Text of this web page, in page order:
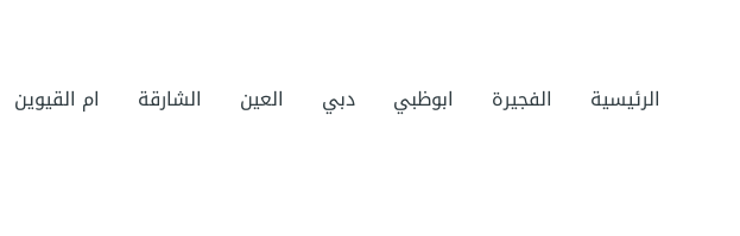
الرئيسية الفجيرة ابوظبي دبي العين الشارقة ام القيوين